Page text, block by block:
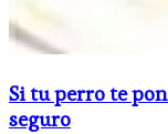
Si tu perro te
seguro